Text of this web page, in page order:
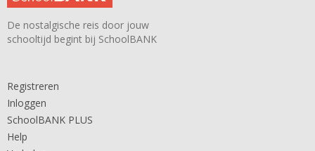
De nostalgische reis door jouw
schooltijd begint bij SchoolBANK
Registreren
Inloggen
SchoolBANK PLUS
Help